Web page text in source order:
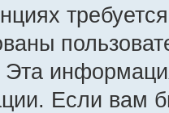
Эта
Если вам